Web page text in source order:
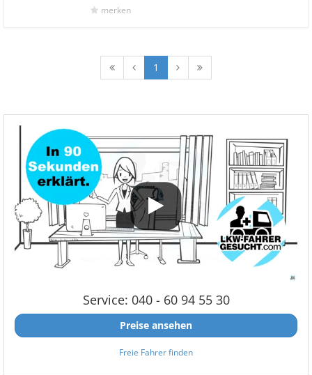
merken
1
Service: 040 - 60 94 55 30
Preise ansehen
Freie Fahrer finden